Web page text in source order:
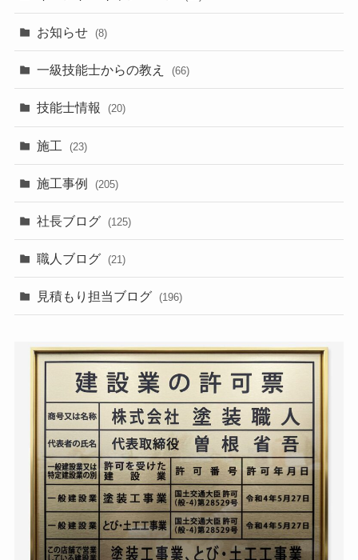
お知らせ (8)
一級技能士からの教え (66)
技能士情報 (20)
施工 (23)
施工事例 (205)
社長ブログ (125)
職人ブログ (21)
見積もり担当ブログ (196)